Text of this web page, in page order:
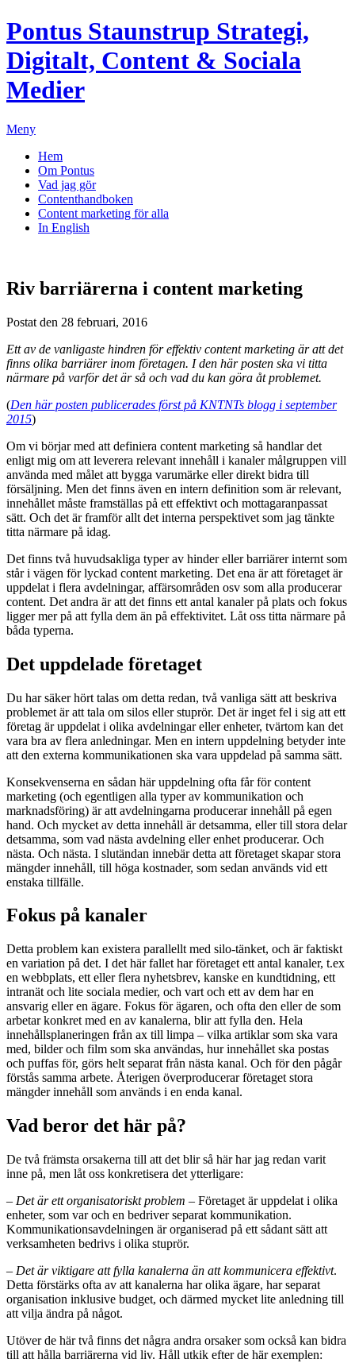
Pontus Staunstrup Strategi,
Digitalt, Content & Sociala
Medier
Meny
Hem
Om Pontus
Vad jag gör
Contenthandboken
Content marketing för alla
In English
Riv barriärerna i content marketing
Postat den 28 februari, 2016
Ett av de vanligaste hindren för effektiv content marketing är att det
finns olika barriärer inom företagen. I den här posten ska vi titta
närmare på varför det är så och vad du kan göra åt problemet.
(Den här posten publicerades först på KNTNTs blogg i september
2015)
Om vi börjar med att definiera content marketing så handlar det
enligt mig om att leverera relevant innehåll i kanaler målgruppen vill
använda med målet att bygga varumärke eller direkt bidra till
försäljning. Men det finns även en intern definition som är relevant,
innehållet måste framställas på ett effektivt och mottagaranpassat
sätt. Och det är framför allt det interna perspektivet som jag tänkte
titta närmare på idag.
Det finns två huvudsakliga typer av hinder eller barriärer internt som
står i vägen för lyckad content marketing. Det ena är att företaget är
uppdelat i flera avdelningar, affärsområden osv som alla producerar
content. Det andra är att det finns ett antal kanaler på plats och fokus
ligger mer på att fylla dem än på effektivitet. Låt oss titta närmare på
båda typerna.
Det uppdelade företaget
Du har säker hört talas om detta redan, två vanliga sätt att beskriva
problemet är att tala om silos eller stuprör. Det är inget fel i sig att ett
företag är uppdelat i olika avdelningar eller enheter, tvärtom kan det
vara bra av flera anledningar. Men en intern uppdelning betyder inte
att den externa kommunikationen ska vara uppdelad på samma sätt.
Konsekvenserna en sådan här uppdelning ofta får för content
marketing (och egentligen alla typer av kommunikation och
marknadsföring) är att avdelningarna producerar innehåll på egen
hand. Och mycket av detta innehåll är detsamma, eller till stora delar
detsamma, som vad nästa avdelning eller enhet producerar. Och
nästa. Och nästa. I slutändan innebär detta att företaget skapar stora
mängder innehåll, till höga kostnader, som sedan används vid ett
enstaka tillfälle.
Fokus på kanaler
Detta problem kan existera parallellt med silo-tänket, och är faktiskt
en variation på det. I det här fallet har företaget ett antal kanaler, t.ex
en webbplats, ett eller flera nyhetsbrev, kanske en kundtidning, ett
intranät och lite sociala medier, och vart och ett av dem har en
ansvarig eller en ägare. Fokus för ägaren, och ofta den eller de som
arbetar konkret med en av kanalerna, blir att fylla den. Hela
innehållsplaneringen från ax till limpa – vilka artiklar som ska vara
med, bilder och film som ska användas, hur innehållet ska postas
och puffas för, görs helt separat från nästa kanal. Och för den pågår
förstås samma arbete. Återigen överproducerar företaget stora
mängder innehåll som används i en enda kanal.
Vad beror det här på?
De två främsta orsakerna till att det blir så här har jag redan varit
inne på, men låt oss konkretisera det ytterligare:
– Det är ett organisatoriskt problem – Företaget är uppdelat i olika
enheter, som var och en bedriver separat kommunikation.
Kommunikationsavdelningen är organiserad på ett sådant sätt att
verksamheten bedrivs i olika stuprör.
– Det är viktigare att fylla kanalerna än att kommunicera effektivt.
Detta förstärks ofta av att kanalerna har olika ägare, har separat
organisation inklusive budget, och därmed mycket lite anledning till
att vilja ändra på något.
Utöver de här två finns det några andra orsaker som också kan bidra
till att hålla barriärerna vid liv. Håll utkik efter de här exemplen: